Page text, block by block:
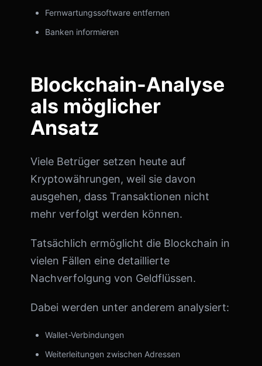
Fernwartungssoftware entfernen
Banken informieren
Blockchain-Analyse
als möglicher
Ansatz
Viele Betrüger setzen heute auf
Kryptowährungen, weil sie davon
ausgehen, dass Transaktionen nicht
mehr verfolgt werden können.
Tatsächlich ermöglicht die Blockchain in
vielen Fällen eine detaillierte
Nachverfolgung von Geldflüssen.
Dabei werden unter anderem analysiert:
Wallet-Verbindungen
Weiterleitungen zwischen Adressen